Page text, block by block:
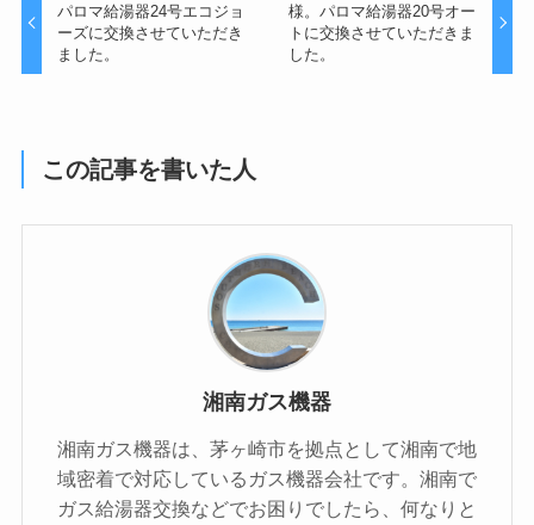
パロマ給湯器24号エコジョ
ーズに交換させていただき
ました。
様。パロマ給湯器20号オー
トに交換させていただきま
した。
この記事を書いた人
湘南ガス機器
湘南ガス機器は、茅ヶ崎市を拠点として湘南で地
域密着で対応しているガス機器会社です。湘南で
ガス給湯器交換などでお困りでしたら、何なりと